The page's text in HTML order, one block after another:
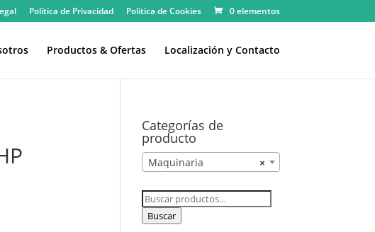
Política de Privacidad Política de Cookies 0 elementos
Productos & Ofertas Localización y Contacto
Categorías de
producto
×
Maquinaria
Buscar
por:
Buscar